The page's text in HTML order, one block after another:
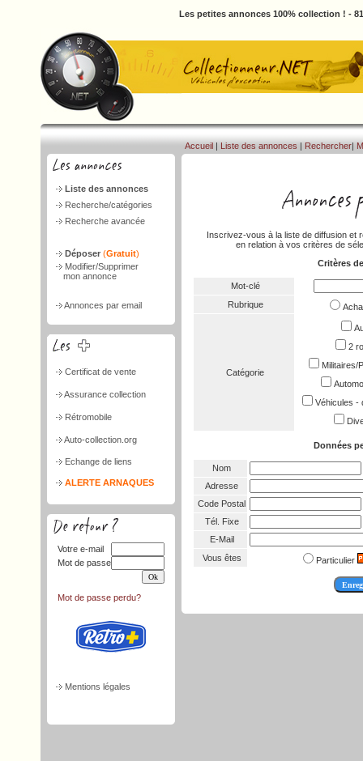
Les petites annonces 100% collection ! -
Liste des annonces
Recherche/catégories
Recherche avancée
Déposer (Gratuit)
Modifier/Supprimer
mon annonce
Annonces par email
Certificat de vente
Assurance collection
Rétromobile
Auto-collection.org
Echange de liens
ALERTE ARNAQUES
Votre e-mail
Mot de passe
Mot de passe perdu?
Mentions légales
Accueil | Liste des annonces | Rechercher|
Inscrivez-vous à la liste de diffusion et
en relation à vos critères de
Critères
Mot-clé
Rubrique
Catégorie
2
Militaires/
Véhicules -
Données
Nom
Adresse
Code Postal
Tél. Fixe
E-Mail
Vous êtes
Particulier